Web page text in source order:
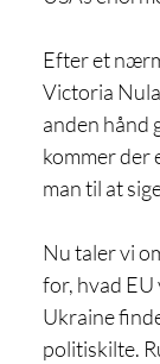
Efter et
Victoria
anden hånd
kommer der
man til at
Nu taler vi
for, hvad EU
Ukraine
politiskilte.